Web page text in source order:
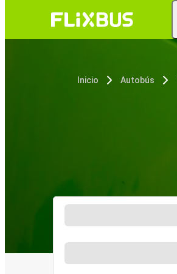
Inicio Autobús